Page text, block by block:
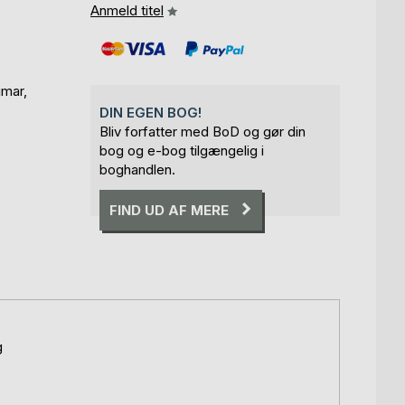
Anmeld titel
DIN EGEN BOG!
Bliv forfatter med BoD og gør din
bog og e-bog tilgængelig i
boghandlen.
FIND UD AF MERE